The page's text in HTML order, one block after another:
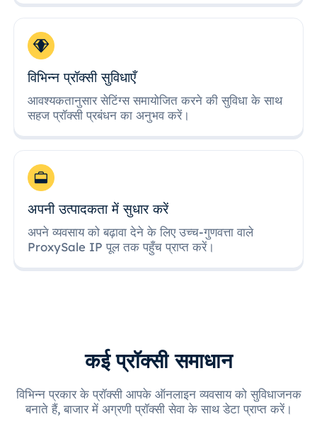
विभिन्न प्रॉक्सी सुविधाएँ
आवश्यकतानुसार सेटिंग्स समायोजित करने की सुविधा के साथ
सहज प्रॉक्सी प्रबंधन का अनुभव करें।
अपनी उत्पादकता में सुधार करें
अपने व्यवसाय को बढ़ावा देने के लिए उच्च-गुणवत्ता वाले
ProxySale IP पूल तक पहुँच प्राप्त करें।
कई प्रॉक्सी समाधान
विभिन्न प्रकार के प्रॉक्सी आपके ऑनलाइन व्यवसाय को सुविधाजनक
बनाते हैं, बाजार में अग्रणी प्रॉक्सी सेवा के साथ डेटा प्राप्त करें।